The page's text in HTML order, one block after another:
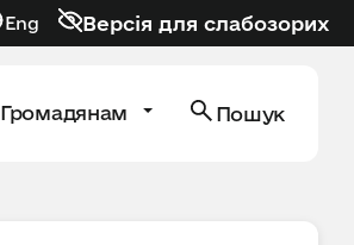
Eng Версія для слабозорих
Громадянам Пошук